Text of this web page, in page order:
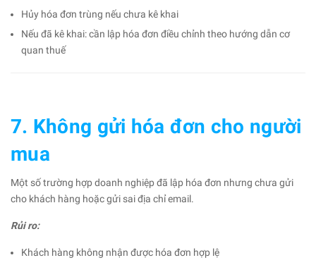
Hủy hóa đơn trùng nếu chưa kê khai
Nếu đã kê khai: cần lập hóa đơn điều chỉnh theo hướng dẫn cơ
quan thuế
7. Không gửi hóa đơn cho người
mua
Một số trường hợp doanh nghiệp đã lập hóa đơn nhưng chưa gửi
cho khách hàng hoặc gửi sai địa chỉ email.
Rủi ro:
Khách hàng không nhận được hóa đơn hợp lệ